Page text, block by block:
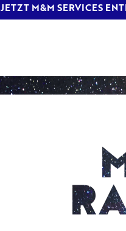
JETZT M&M SERVICES